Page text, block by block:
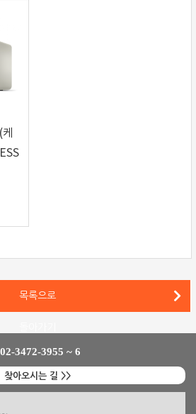
플래그십 턴테이블 그란디오소 T1 발매CH 프리시전(CH Precision) 하이엔드 DAC/컨트롤러 C1.2 발표
목록으로
3472-3955 ~ 6
찾아오시는 길 >>